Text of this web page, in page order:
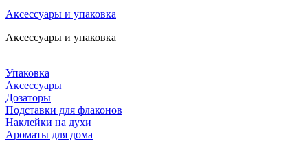
Аксессуары и упаковка
Аксессуары и упаковка
Упаковка
Аксессуары
Дозаторы
Подставки для флаконов
Наклейки на духи
Ароматы для дома